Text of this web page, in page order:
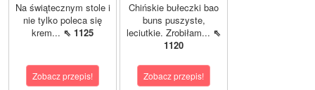
Na świątecznym stole i
nie tylko poleca się
krem... ⇖ 1125
Zobacz przepis!
Chińskie bułeczki bao
buns puszyste,
leciutkie. Zrobiłam... ⇖
1120
Zobacz przepis!